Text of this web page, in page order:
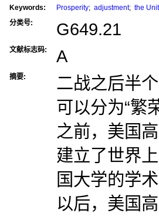
Keywords:
Prosperity; adjustment; the
分类号:
G649.21
文献标志码: A
摘要:
二战之后半
可以分为“繁
之前，美国
建立了世界
国大学的学
以后，美国